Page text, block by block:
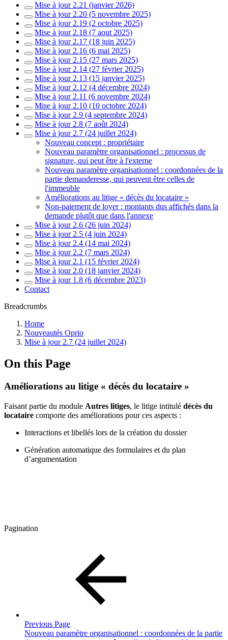
Mise à jour 2.21 (janvier 2026)
Mise à jour 2.20 (5 novembre 2025)
Mise à jour 2.19 (2 octobre 2025)
Mise à jour 2.18 (7 aout 2025)
Mise à jour 2.17 (18 juin 2025)
Mise à jour 2.16 (6 mai 2025)
Mise à jour 2.15 (27 mars 2025)
Mise à jour 2.14 (27 février 2025)
Mise à jour 2.13 (15 janvier 2025)
Mise à jour 2.12 (4 décembre 2024)
Mise à jour 2.11 (6 novembre 2024)
Mise à jour 2.10 (10 octobre 2024)
Mise à jour 2.9 (4 septembre 2024)
Mise à jour 2.8 (7 août 2024)
Mise à jour 2.7 (24 juillet 2024)
Nouveau concept : propriétaire
Nouveau paramètre organisationnel : processus de
signature, qui peut être à l'externe
Nouveau paramètre organisationnel : coordonnées de la
partie demanderesse, qui peuvent être celles de
l'immeuble
Améliorations au litige « décès du locataire »
Non-paiement de loyer : montants dus affichés dans la
demande plutôt que dans l'annexe
Mise à jour 2.6 (26 juin 2024)
Mise à jour 2.5 (4 juin 2024)
Mise à jour 2.4 (14 mai 2024)
Mise à jour 2.2 (7 mars 2024)
Mise à jour 2.1 (15 février 2024)
Mise à jour 2.0 (18 janvier 2024)
Mise à jour 1.8 (6 décembre 2023)
Contact
Breadcrumbs
Home
Nouveautés Oprio
Mise à jour 2.7 (24 juillet 2024)
On this Page
Améliorations au litige « décès du locataire »
Faisant partie du module Autres litiges, le litige intitulé décès du
locataire comporte des améliorations pour ces aspects :
Interactions et libellés lors de la création du dossier
Génération automatique des formulaires et du plan
d’argumentation
Pagination
Previous Page
Nouveau paramètre organisationnel : coordonnées de la partie